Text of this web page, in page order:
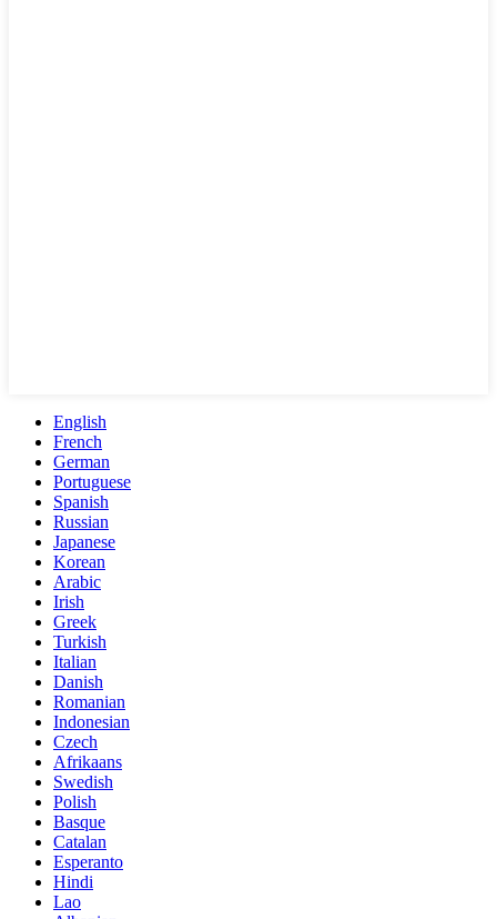
English
French
German
Portuguese
Spanish
Russian
Japanese
Korean
Arabic
Irish
Greek
Turkish
Italian
Danish
Romanian
Indonesian
Czech
Afrikaans
Swedish
Polish
Basque
Catalan
Esperanto
Hindi
Lao